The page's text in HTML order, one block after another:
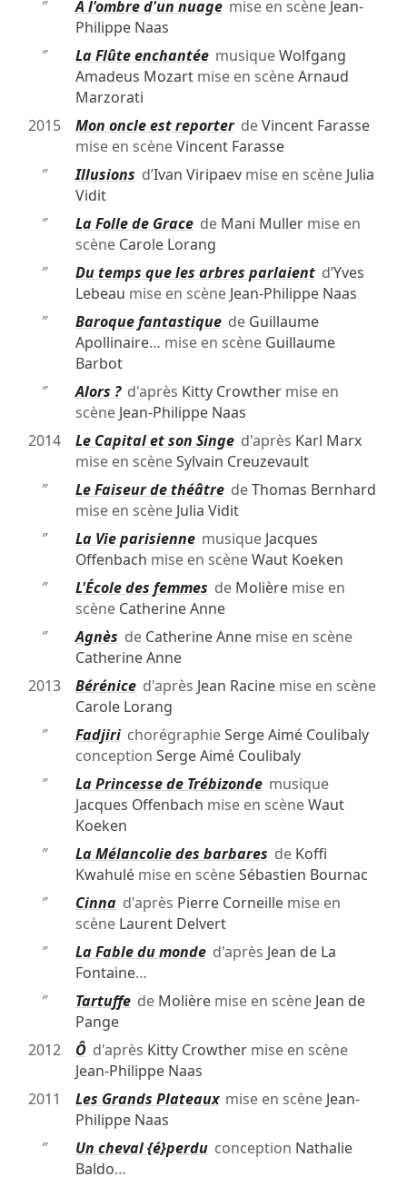
″ À l'ombre d'un nuagemise en scène Jean-
Philippe Naas
″
La Flûte enchantéemusiqueWolfgang
Amadeus Mozartmise en scèneArnaud
Marzorati
2015
Mon oncle est reporterdeVincent Farasse
mise en scèneVincent Farasse
″
Illusions d’Ivan Viripaevmise en scène Julia
Vidit
″
La Folle de Gracede Mani Mullermise en
scène Carole Lorang
″
Du temps que les arbres parlaientd’Yves
Lebeau mise en scène Jean-Philippe Naas
″
Baroque fantastiquede Guillaume
Apollinaire… mise en scène Guillaume
Barbot
″
Alors ?d'après Kitty Crowthermise en
scène Jean-Philippe Naas
2014
Le Capital et son Singed'après Karl Marx
mise en scèneSylvain Creuzevault
″
Le Faiseur de théâtredeThomas Bernhard
mise en scène Julia Vidit
″
La Vie parisiennemusique Jacques
Offenbach mise en scèneWaut Koeken
″
L'École des femmes de Molièremise en
scène Catherine Anne
″
Agnès de Catherine Annemise en scène
Catherine Anne
2013
Béréniced'après Jean Racinemise en scène
Carole Lorang
″
FadjirichorégraphieSerge Aimé Coulibaly
conception Serge Aimé Coulibaly
″
La Princesse de Trébizondemusique
Jacques Offenbach mise en scèneWaut
Koeken
″
La Mélancolie des barbares de Koffi
Kwahulémise en scèneSébastien Bournac
″
Cinnad'après Pierre Corneillemise en
scène Laurent Delvert
″
La Fable du monded'après Jean de La
Fontaine…
″
Tartuffede Molièremise en scène Jean de
Pange
2012
Ôd'après Kitty Crowthermise en scène
Jean-Philippe Naas
2011
Les Grands Plateauxmise en scène Jean-
Philippe Naas
″
Un cheval {é}perduconception Nathalie
Baldo…